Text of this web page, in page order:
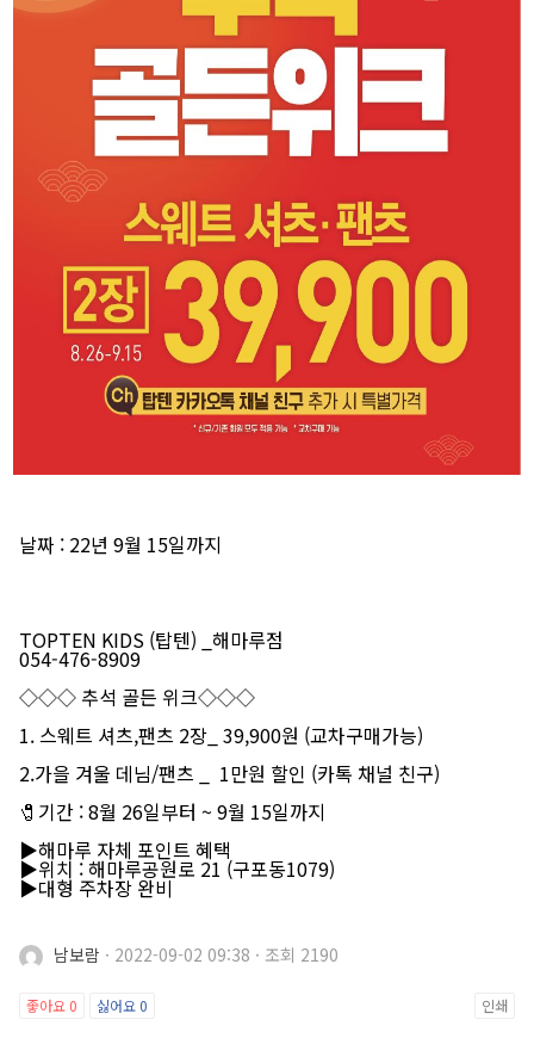
날짜 : 22년 9월 15일까지
TOPTEN KIDS (탑텐) _해마루점
054-476-8909
◇◇◇ 추석 골든 위크◇◇◇
1. 스웨트 셔츠,팬츠 2장_ 39,900원 (교차구매가능)
2.가을 겨울 데님/팬츠 _ 1만원 할인 (카톡 채널 친구)
🧷기간 : 8월 26일부터 ~ 9월 15일까지
▶해마루 자체 포인트 혜택
▶위치 : 해마루공원로 21 (구포동1079)
▶대형 주차장 완비
남보람 · 2022-09-02 09:38 · 조회 2190
좋아요 0 싫어요0 인쇄